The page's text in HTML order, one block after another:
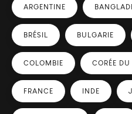
ARGENTINE
BRÉSIL BULGARIE
COLOMBIE CORÉE
FRANCE INDE